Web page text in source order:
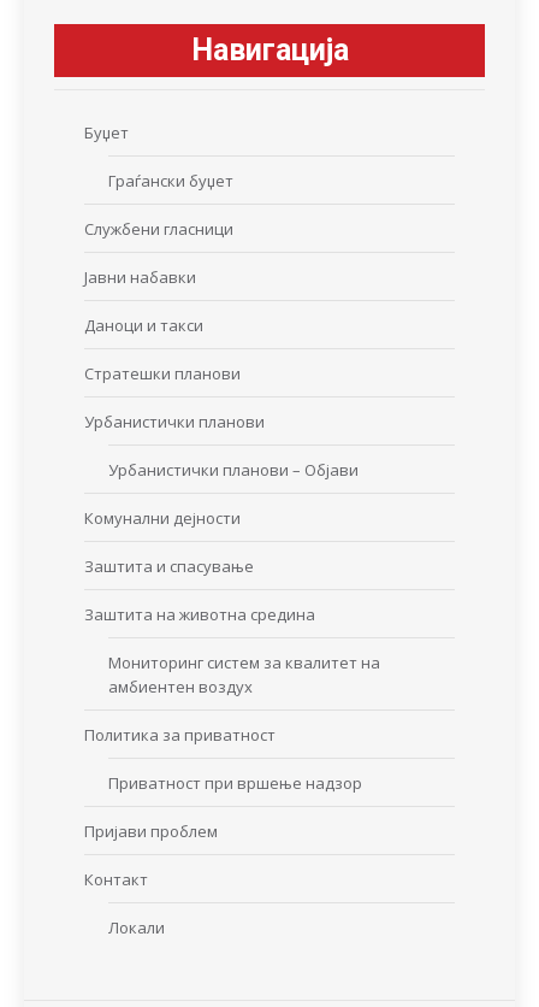
Навигација
Буџет
Граѓански буџет
Службени гласници
Јавни набавки
Даноци и такси
Стратешки планови
Урбанистички планови
Урбанистички планови – Објави
Комунални дејности
Заштита и спасување
Заштита на животна средина
Мониторинг систем за квалитет на
амбиентен воздух
Политика за приватност
Приватност при вршење надзор
Пријави проблем
Контакт
Локали